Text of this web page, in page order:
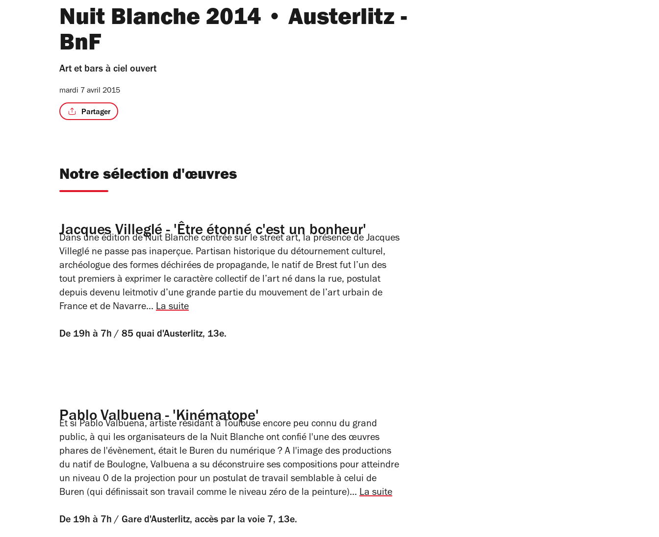
Nuit Blanche 2014 • Austerlitz -
BnF
Art et bars à ciel ouvert
mardi 7 avril 2015
Partager
Notre sélection d'œuvres
Jacques Villeglé - 'Être étonné c'est un bonheur'
Dans une édition de Nuit Blanche centrée sur le street art, la présence de Jacques
Villeglé ne passe pas inaperçue. Partisan historique du détournement culturel,
archéologue des formes déchirées de propagande, le natif de Brest fut l’un des
tout premiers à exprimer le caractère collectif de l’art né dans la rue, postulat
depuis devenu leitmotiv d’une grande partie du mouvement de l’art urbain de
France et de Navarre... La suite
De 19h à 7h / 85 quai d'Austerlitz, 13e.
Pablo Valbuena - 'Kinématope'
Et si Pablo Valbuena, artiste résidant à Toulouse encore peu connu du grand
public, à qui les organisateurs de la Nuit Blanche ont confié l'une des œuvres
phares de l'évènement, était le Buren du numérique ? A l'image des productions
du natif de Boulogne, Valbuena a su déconstruire ses compositions pour atteindre
un niveau 0 de la projection pour un postulat de travail semblable à celui de
Buren (qui définissait son travail comme le niveau zéro de la peinture)... La suite
De 19h à 7h / Gare d'Austerlitz, accès par la voie 7, 13e.